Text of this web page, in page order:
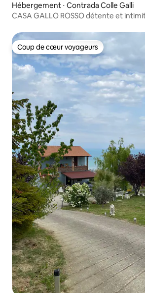
Hébergement ⋅ Contrada Colle Galli
CASA GALLO ROSSO détente et
Coup de cœur voyageurs
Coup de cœur voyageurs